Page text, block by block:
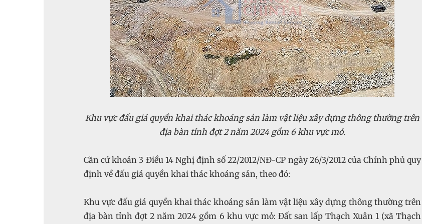
Khu vực đấu giá quyền khai thác khoáng sản làm vật liệu xây dựng thông thường trên
địa bàn tỉnh đợt 2 năm 2024 gồm 6 khu vực mỏ.
Căn cứ khoản 3 Điều 14 Nghị định số 22/2012/NĐ-CP ngày 26/3/2012 của Chính phủ quy
định về đấu giá quyền khai thác khoáng sản, theo đó:
Khu vực đấu giá quyền khai thác khoáng sản làm vật liệu xây dựng thông thường trên
địa bàn tỉnh đợt 2 năm 2024 gồm 6 khu vực mỏ: Đất san lấp Thạch Xuân 1 (xã Thạch